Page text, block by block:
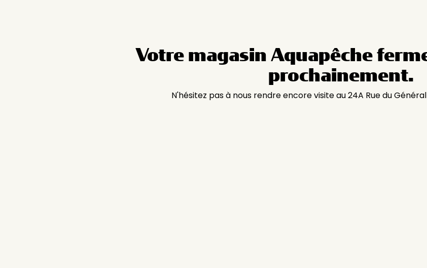
Votre magasin Aquapêche
prochainement.
N'hésitez pas à nous rendre encore visite au 24A Rue du